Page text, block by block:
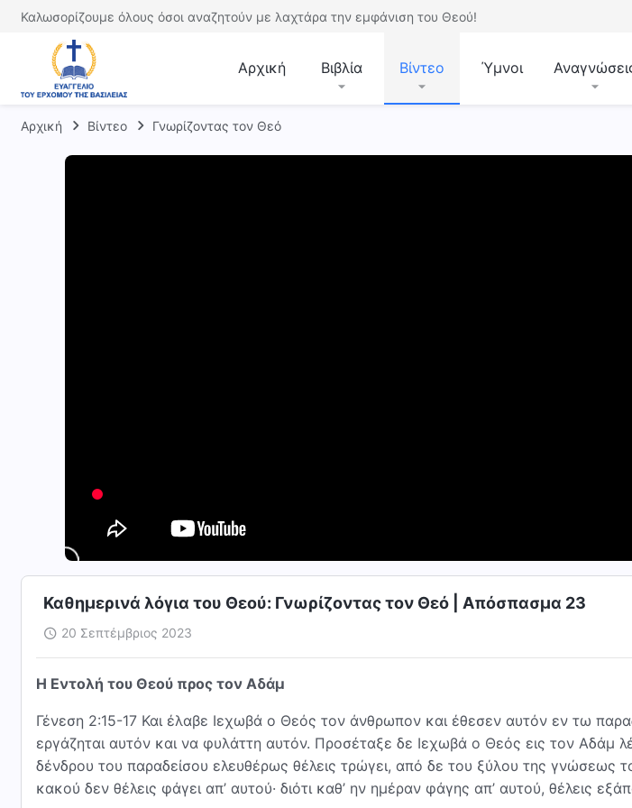
Καλωσορίζουμε όλους όσοι αναζητούν με λαχτάρα την εμφάνιση του Θεού!
Αρχική Βιβλία Βίντεο Ύμνοι
Αρχική Βίντεο Γνωρίζοντας τον Θεό
Καθημερινά λόγια του Θεού: Γνωρίζοντας τον Θεό | Απόσπασμα 23
20 Σεπτέμβριος 2023
Η Εντολή του Θεού προς τον Αδάμ
Γένεση 2:15-17 Και έλαβε Ιεχωβά ο Θεός τον άνθρωπον και έθεσεν αυτόν εν τω
εργάζηται αυτόν και να φυλάττη αυτόν. Προσέταξε δε Ιεχωβά ο Θεός εις τον Αδάμ
δένδρου του παραδείσου ελευθέρως θέλεις τρώγει, από δε του ξύλου της γνώσεως
κακού δεν θέλεις φάγει απ’ αυτού· διότι καθ’ ην ημέραν φάγης απ’ αυτού, θέλεις